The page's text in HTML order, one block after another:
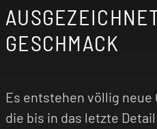
GESCHMACK
Es entstehen völlig
die bis in das letzte